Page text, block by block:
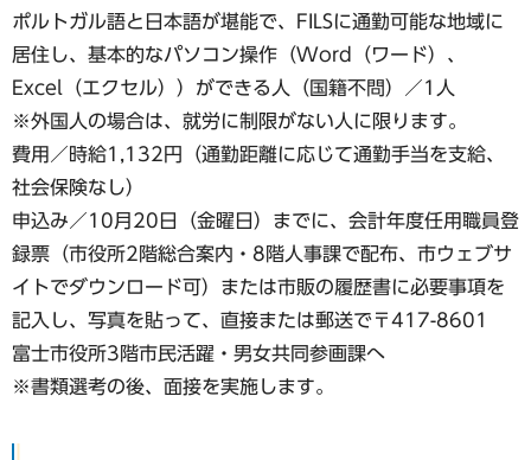
ポルトガル語と日本語が堪能で、FILSに通勤可能な地域に
居住し、基本的なパソコン操作（Word（ワード）、
Excel（エクセル））ができる人（国籍不問）／1人
※外国人の場合は、就労に制限がない人に限ります。
費用／時給1,132円（通勤距離に応じて通勤手当を支給、
社会保険なし）
申込み／10月20日（金曜日）までに、会計年度任用職員登
録票（市役所2階総合案内・8階人事課で配布、市ウェブサ
イトでダウンロード可）または市販の履歴書に必要事項を
記入し、写真を貼って、直接または郵送で〒417-8601
富士市役所3階市民活躍・男女共同参画課へ
※書類選考の後、面接を実施します。